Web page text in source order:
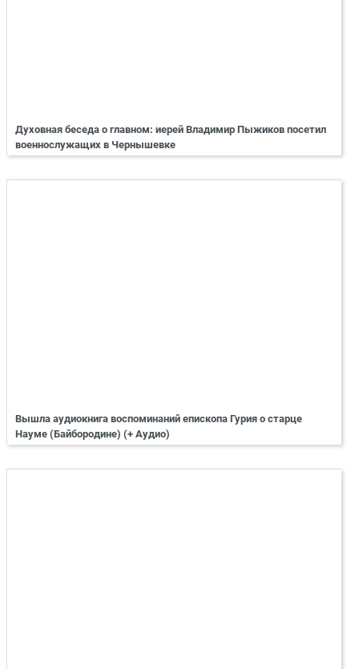
Духовная беседа о главном: иерей Владимир Пыжиков посетил
военнослужащих в Чернышевке
Вышла аудиокнига воспоминаний епископа Гурия о старце
Науме (Байбородине) (+ Аудио)